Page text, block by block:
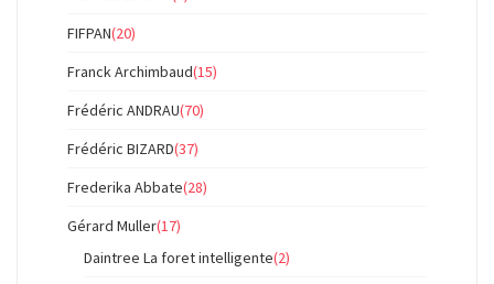
FIFPAN(20)
Franck Archimbaud(15)
Frédéric ANDRAU(70)
Frédéric BIZARD(37)
Frederika Abbate(28)
Gérard Muller(17)
Daintree La foret intelligente(2)